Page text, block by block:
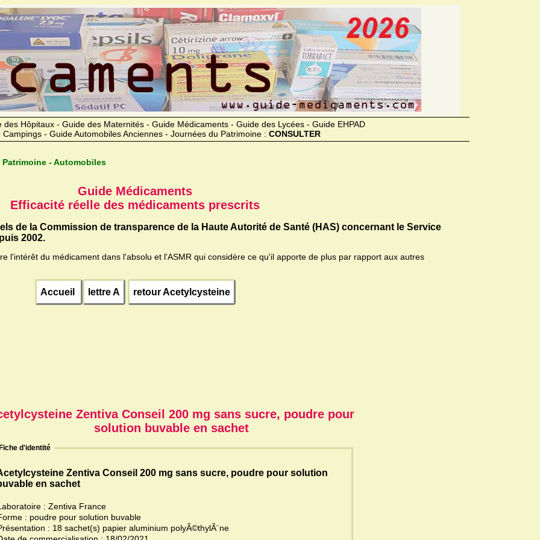
Hôpitaux - Guide des Maternités - Guide Médicaments - Guide des Lycées - Guide EHPAD
- Guide Automobiles Anciennes - Journées du Patrimoine : CONSULTER
Patrimoine - Automobiles
Guide Médicaments
Efficacité réelle des médicaments prescrits
de la Commission de transparence de la Haute Autorité de Santé (HAS) concernant le Service
2002.
l'intérêt du médicament dans l'absolu et l'ASMR qui considère ce qu'il apporte de plus par rapport aux autres
Accueil lettre A retour Acetylcysteine
Zentiva Conseil 200 mg sans sucre, poudre pour
solution buvable en sachet
d'identité
Zentiva Conseil 200 mg sans sucre, poudre pour solution
en sachet
: Zentiva France
: poudre pour solution buvable
: 18 sachet(s) papier aluminium polyÃ©thylÃ¨ne